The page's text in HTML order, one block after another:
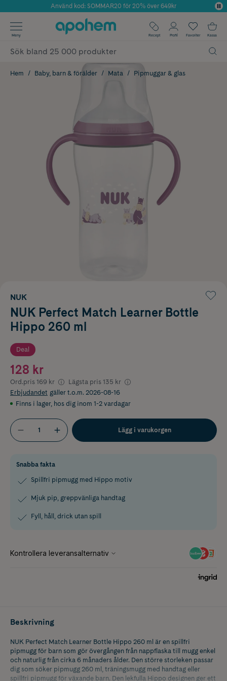
Årets Butik 2025 inom Skönhet
Använd kod: SOMMAR20 för 20% över 649kr
✓ Fri frakt
✓ Poäng på alla köp*
Meny Recept Profil Favoriter Kassa
Hem Baby, barn & förälder Mata Pipmuggar & glas
NUK
NUK Perfect Match Learner Bottle
Hippo 260 ml
Deal
128 kr
Ord.pris 169 kr Lägsta pris 135 kr
Erbjudandet gäller t.o.m. 2026-08-16
Finns i lager, hos dig inom 1-2 vardagar
Lägg i varukorgen
Snabba fakta
Spillfri pipmugg med Hippo motiv
Mjuk pip, greppvänliga handtag
Fyll, håll, drick utan spill
Beskrivning
NUK Perfect Match Learner Bottle Hippo 260 ml är en spillfri
pipmugg för barn som gör övergången från nappflaska till mugg enkel
och naturlig från cirka 6 månaders ålder. Den större storleken passar
dig som söker pipmugg 260 ml, träningsmugg med handtag eller
spillfri pipmugg för växande barn. Den lekfulla Hippo designen ger ett